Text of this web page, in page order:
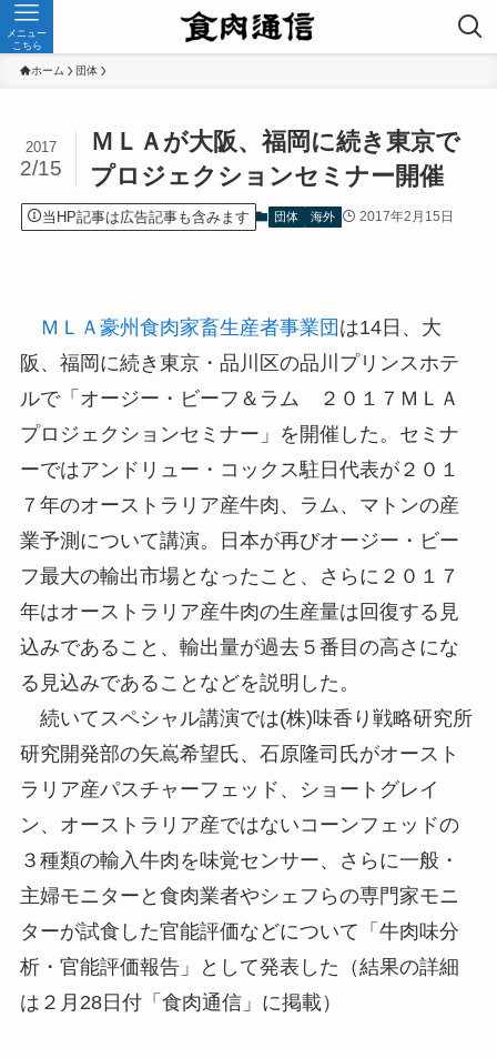
メニュー
こちら
ホーム 団体
ＭＬＡが大阪、福岡に続き東京で
プロジェクションセミナー開催
2017
2/15
当HP記事は広告記事も含みます 団体 海外 2017年2月15日
ＭＬＡ豪州食肉家畜生産者事業団 は14日、大
阪、福岡に続き東京・品川区の品川プリンスホテ
ルで「オージー・ビーフ＆ラム ２０１７ＭＬＡ
プロジェクションセミナー」を開催した。セミナ
ーではアンドリュー・コックス駐日代表が２０１
７年のオーストラリア産牛肉、ラム、マトンの産
業予測について講演。日本が再びオージー・ビー
フ最大の輸出市場となったこと、さらに２０１７
年はオーストラリア産牛肉の生産量は回復する見
込みであること、輸出量が過去５番目の高さにな
る見込みであることなどを説明した。
続いてスペシャル講演では(株)味香り戦略研究所
研究開発部の矢嶌希望氏、石原隆司氏がオースト
ラリア産パスチャーフェッド、ショートグレイ
ン、オーストラリア産ではないコーンフェッドの
３種類の輸入牛肉を味覚センサー、さらに一般・
主婦モニターと食肉業者やシェフらの専門家モニ
ターが試食した官能評価などについて「牛肉味分
析・官能評価報告」として発表した（結果の詳細
は２月28日付「食肉通信」に掲載）